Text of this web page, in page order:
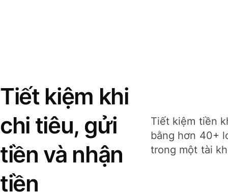
Tiết kiệm khi
chi tiêu, gửi
tiền và nhận
tiền
Tiết kiệm tiền
bằng hơn 40+
trong một tài